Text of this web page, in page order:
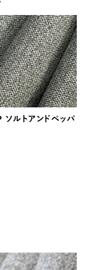
ルトアンドペッパ